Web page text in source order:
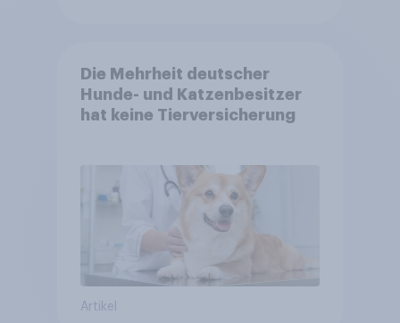
Die Mehrheit deutscher
Hunde- und Katzenbesitzer
hat keine Tierversicherung
Artikel